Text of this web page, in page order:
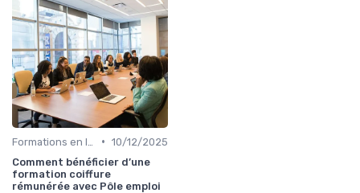
• 10/12/2025
Comment bénéficier d’une
formation coiffure
rémunérée avec Pôle emploi